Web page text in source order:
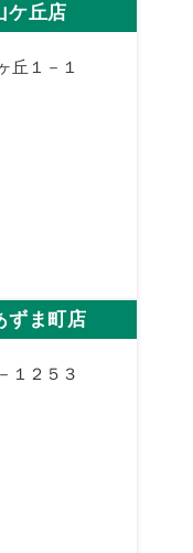
ケ丘店
丘１－１
ずま町店
１２５３